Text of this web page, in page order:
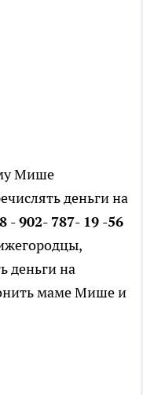
Мише
деньги на
8 - 902- 787- 19 -56
деньги на
маме Мише и